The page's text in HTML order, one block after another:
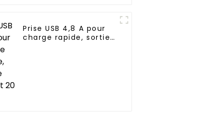
Prise USB 4,8 A pour
charge rapide, sortie